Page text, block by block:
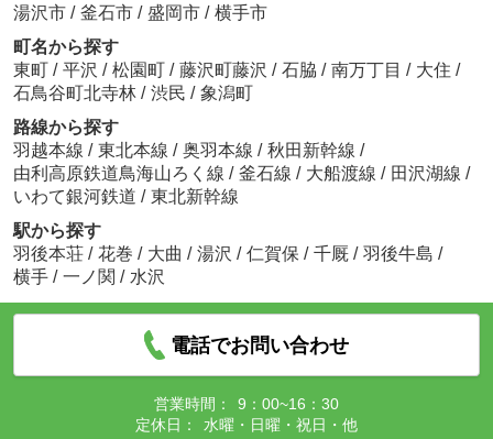
湯沢市 / 釜石市 / 盛岡市 / 横手市
町名から探す
東町 / 平沢 / 松園町 / 藤沢町藤沢 / 石脇 / 南万丁目 / 大住 /
石鳥谷町北寺林 / 渋民 / 象潟町
路線から探す
羽越本線 / 東北本線 / 奥羽本線 / 秋田新幹線 /
由利高原鉄道鳥海山ろく線 / 釜石線 / 大船渡線 / 田沢湖線 /
いわて銀河鉄道 / 東北新幹線
駅から探す
羽後本荘 / 花巻 / 大曲 / 湯沢 / 仁賀保 / 千厩 / 羽後牛島 /
横手 / 一ノ関 / 水沢
電話でお問い合わせ
営業時間：
9：00~16：30
定休日：
水曜・日曜・祝日・他